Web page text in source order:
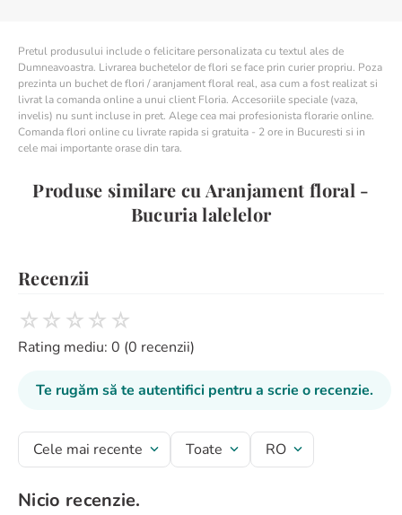
Pretul produsului include o felicitare personalizata cu textul ales de
Dumneavoastra. Livrarea buchetelor de flori se face prin curier propriu. Poza
prezinta un buchet de flori / aranjament floral real, asa cum a fost realizat si
livrat la comanda online a unui client Floria. Accesoriile speciale (vaza,
invelis) nu sunt incluse in pret. Alege cea mai profesionista florarie online.
Comanda flori online cu livrate rapida si gratuita - 2 ore in Bucuresti si in
cele mai importante orase din tara.
Produse similare cu Aranjament floral -
Bucuria lalelelor
Recenzii
☆☆ ☆☆ ☆
Rating mediu: 0 (0 recenzii)
Te rugăm să te autentifici pentru a scrie o recenzie.
Cele mai recente Toate RO
Nicio recenzie.